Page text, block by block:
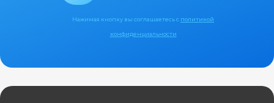
Нажимая кнопку вы соглашаетесь с политикой
конфиденциальности